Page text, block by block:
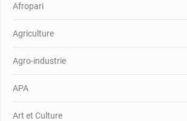
Afropari
Agriculture
Agro-industrie
APA
Art et Culture